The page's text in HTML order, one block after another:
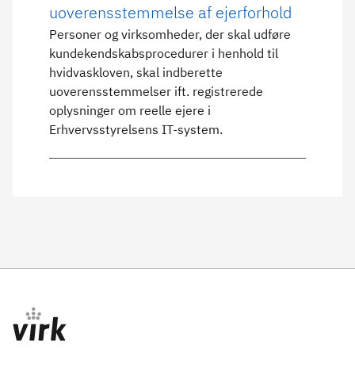
uoverensstemmelse af ejerforhold
Personer og virksomheder, der skal udføre
kundekendskabsprocedurer i henhold til
hvidvaskloven, skal indberette
uoverensstemmelser ift. registrerede
oplysninger om reelle ejere i
Erhvervsstyrelsens IT-system.